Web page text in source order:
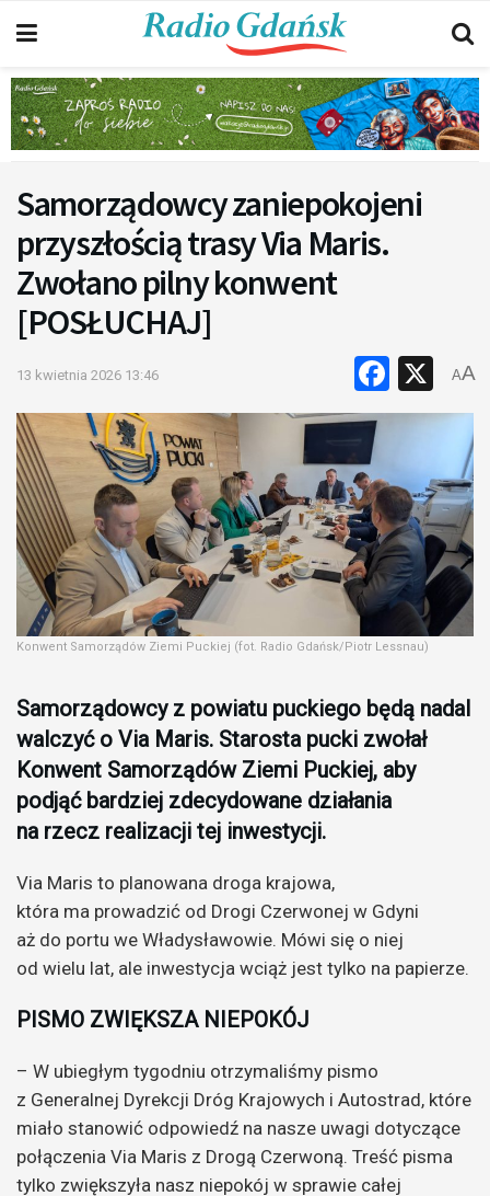
Samorządowcy zaniepokojeni
przyszłością trasy Via Maris.
Zwołano pilny konwent
[POSŁUCHAJ]
13 kwietnia 2026 13:46 X
AA
Konwent Samorządów Ziemi Puckiej (fot. Radio Gdańsk/Piotr Lessnau)
Samorządowcy z powiatu puckiego będą nadal
walczyć o Via Maris. Starosta pucki zwołał
Konwent Samorządów Ziemi Puckiej, aby
podjąć bardziej zdecydowane działania
na rzecz realizacji tej inwestycji.
Via Maris to planowana droga krajowa,
która ma prowadzić od Drogi Czerwonej w Gdyni
aż do portu we Władysławowie. Mówi się o niej
od wielu lat, ale inwestycja wciąż jest tylko na papierze.
PISMO ZWIĘKSZA NIEPOKÓJ
– W ubiegłym tygodniu otrzymaliśmy pismo
z Generalnej Dyrekcji Dróg Krajowych i Autostrad, które
miało stanowić odpowiedź na nasze uwagi dotyczące
połączenia Via Maris z Drogą Czerwoną. Treść pisma
tylko zwiększyła nasz niepokój w sprawie całej